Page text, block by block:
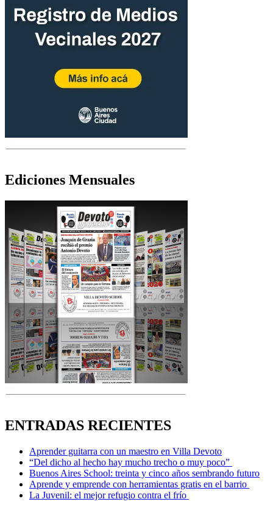
Ediciones Mensuales
ENTRADAS RECIENTES
Aprender guitarra con un maestro en Villa Devoto
“Del dicho al hecho hay mucho trecho o muy poco”
Buenos Aires School: treinta y cinco años sembrando futuro
Aprende y emprende con herramientas gratis en el barrio
La Juvenil: el mejor refugio contra el frío